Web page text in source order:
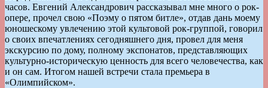
часов. Евгений Александрович рассказывал мне много о рок-
опере, прочел свою «Поэму о пятом битле», отдав дань моему
юношескому увлечению этой культовой рок-группой, говорил
о своих впечатлениях сегодняшнего дня, провел для меня
экскурсию по дому, полному экспонатов, представляющих
культурно-историческую ценность для всего человечества, как
и он сам. Итогом нашей встречи стала премьера в
«Олимпийском».